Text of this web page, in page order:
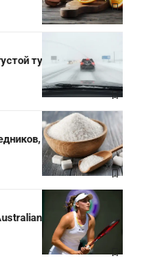
туман и сильный
завышающих
Open,